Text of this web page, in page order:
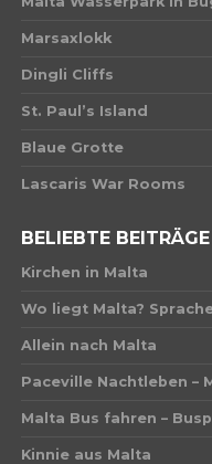
Marsaxlokk
Dingli Cliffs
St. Paul’s Island
Blaue Grotte
Lascaris War Rooms
BELIEBTE BEITRÄGE
Kirchen in Malta
Wo liegt Malta?
Allein nach Malta
Paceville Nachtleben –
Malta Bus fahren –
Kinnie aus Malta